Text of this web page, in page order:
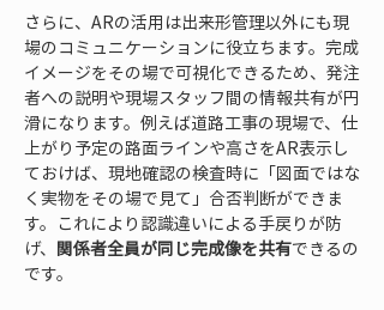
さらに、ARの活用は出来形管理以外にも現
場のコミュニケーションに役立ちます。完成
イメージをその場で可視化できるため、発注
者への説明や現場スタッフ間の情報共有が円
滑になります。例えば道路工事の現場で、仕
上がり予定の路面ラインや高さをAR表示し
ておけば、現地確認の検査時に「図面ではな
く実物をその場で見て」合否判断ができま
す。これにより認識違いによる手戻りが防
げ、 関係者全員が同じ完成像を共有できるの
です。